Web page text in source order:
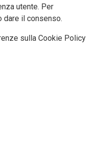
utente. Per
dare il consenso.
sulla Cookie Policy